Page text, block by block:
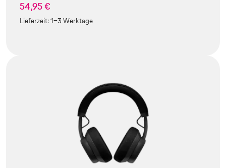
54,95 €
Lieferzeit:1-3 Werktage